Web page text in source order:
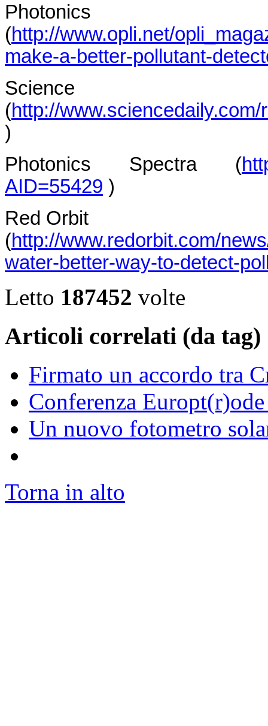
Photonics
(http://www.opli.net/
make-a-better-pollutant-
(http://
)
Photonics Spectra (
AID=55429 )
Red Orbit
(http://www.redorbit.com/
water-better-way-to-detect-
Letto 187452 volte
Articoli correlati (da tag)
Firmato un accordo tra
Conferenza
Un nuovo fotometro
Torna in alto